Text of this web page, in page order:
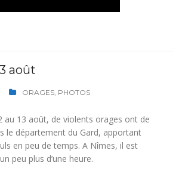
août
ORAGES, PHOTOS
au 13 août, de violents orages ont de
le département du Gard, apportant
en peu de temps. A Nîmes, il est
peu plus d’une heure.